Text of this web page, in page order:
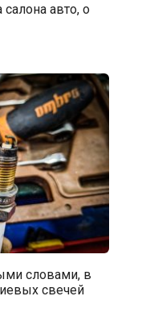
авто, о
словами, в
свечей